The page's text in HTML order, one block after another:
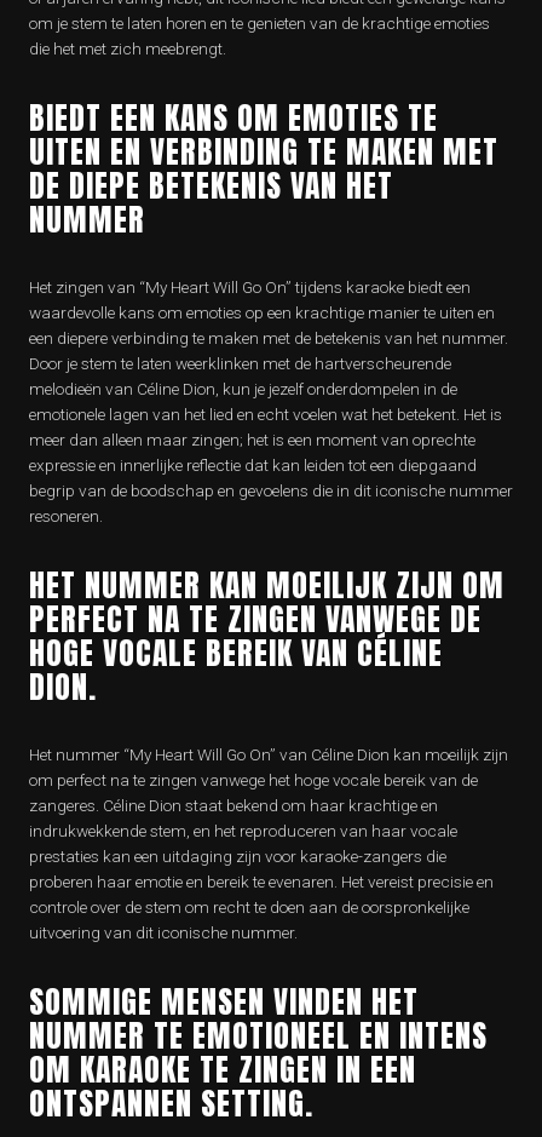
om je stem te laten horen en te genieten van de krachtige emoties
die het met zich meebrengt.
BIEDT EEN KANS OM EMOTIES TE
UITEN EN VERBINDING TE MAKEN MET
DE DIEPE BETEKENIS VAN HET
NUMMER
Het zingen van “My Heart Will Go On” tijdens karaoke biedt een
waardevolle kans om emoties op een krachtige manier te uiten en
een diepere verbinding te maken met de betekenis van het nummer.
Door je stem te laten weerklinken met de hartverscheurende
melodieën van Céline Dion, kun je jezelf onderdompelen in de
emotionele lagen van het lied en echt voelen wat het betekent. Het is
meer dan alleen maar zingen; het is een moment van oprechte
expressie en innerlijke reflectie dat kan leiden tot een diepgaand
begrip van de boodschap en gevoelens die in dit iconische nummer
resoneren.
HET NUMMER KAN MOEILIJK ZIJN OM
PERFECT NA TE ZINGEN VANWEGE DE
HOGE VOCALE BEREIK VAN CÉLINE
DION.
Het nummer “My Heart Will Go On” van Céline Dion kan moeilijk zijn
om perfect na te zingen vanwege het hoge vocale bereik van de
zangeres. Céline Dion staat bekend om haar krachtige en
indrukwekkende stem, en het reproduceren van haar vocale
prestaties kan een uitdaging zijn voor karaoke-zangers die
proberen haar emotie en bereik te evenaren. Het vereist precisie en
controle over de stem om recht te doen aan de oorspronkelijke
uitvoering van dit iconische nummer.
SOMMIGE MENSEN VINDEN HET
NUMMER TE EMOTIONEEL EN INTENS
OM KARAOKE TE ZINGEN IN EEN
ONTSPANNEN SETTING.